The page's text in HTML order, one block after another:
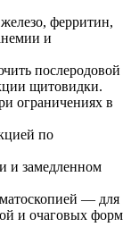
ферритин,
и
послеродовой
щитовидки.
ограничениях в
по
и замедленном
— для
и очаговых форм